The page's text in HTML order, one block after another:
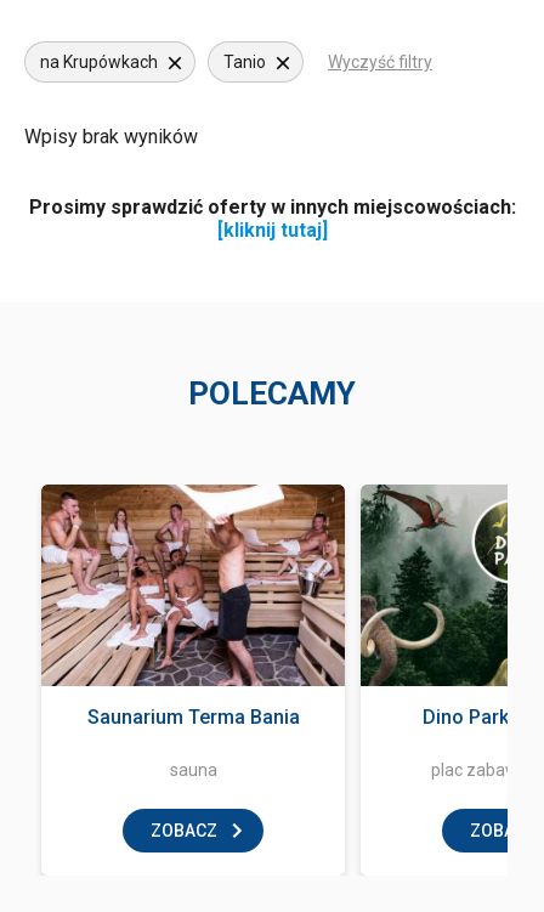
na Krupówkach Tanio Wyczyść filtry
Wpisy brak wyników
Prosimy sprawdzić oferty w innych miejscowościach:
[kliknij tutaj]
POLECAMY
Saunarium Terma Bania
sauna
ZOBACZ
Dino Park
plac zabaw
ZOBACZ